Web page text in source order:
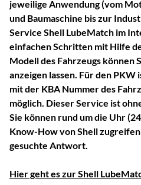
jeweilige Anwendung (vom
und Baumaschine bis zur
Service Shell LubeMatch im
einfachen Schritten mit Hilfe
Modell des Fahrzeugs können
anzeigen lassen. Für den PKW
mit der KBA Nummer des
möglich. Dieser Service ist
Sie können rund um die Uhr
Know-How von Shell
gesuchte Antwort.
Hier geht es zur Shell